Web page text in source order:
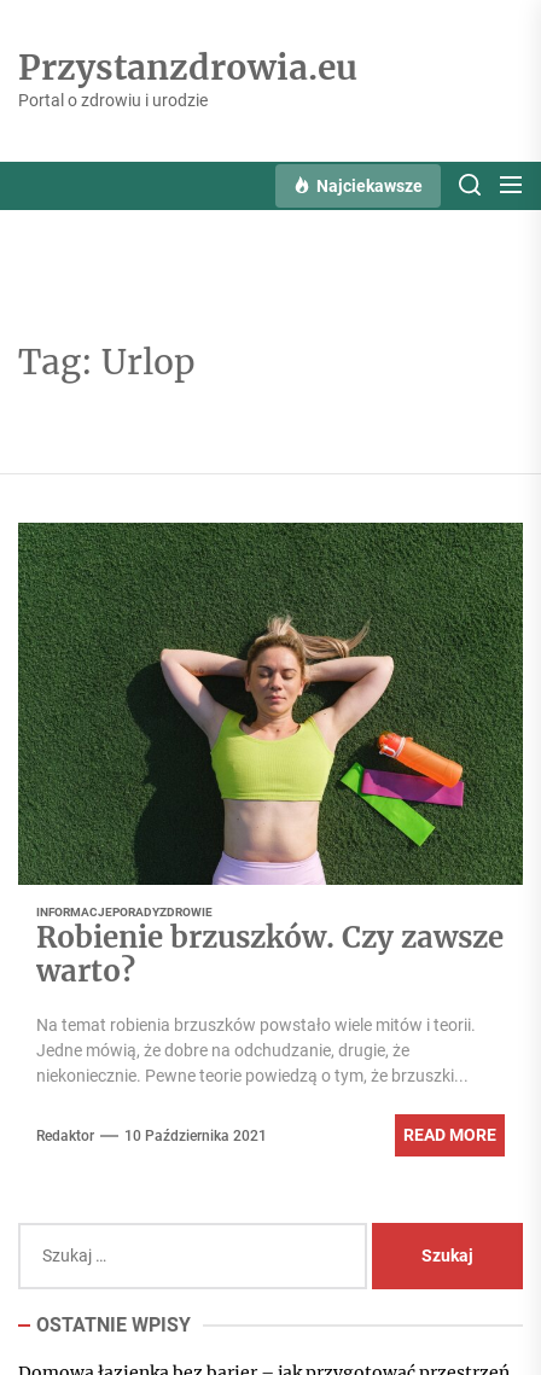
content
Przystanzdrowia.eu
Portal o zdrowiu i urodzie
Najciekawsze
Tag: Urlop
INFORMACJEPORADYZDROWIE
Robienie brzuszków. Czy zawsze
warto?
Na temat robienia brzuszków powstało wiele mitów i teorii.
Jedne mówią, że dobre na odchudzanie, drugie, że
niekoniecznie. Pewne teorie powiedzą o tym, że brzuszki...
Redaktor 10 Października 2021 READ MORE
OSTATNIE WPISY